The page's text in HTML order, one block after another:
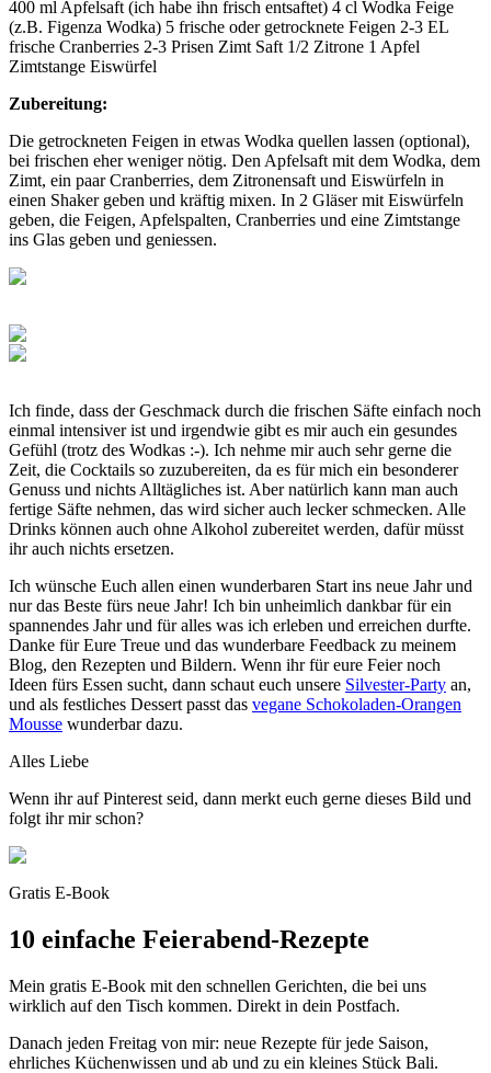
400 ml Apfelsaft (ich habe ihn frisch entsaftet) 4 cl Wodka Feige
(z.B. Figenza Wodka) 5 frische oder getrocknete Feigen 2-3 EL
frische Cranberries 2-3 Prisen Zimt Saft 1/2 Zitrone 1 Apfel
Zimtstange Eiswürfel
Zubereitung:
Die getrockneten Feigen in etwas Wodka quellen lassen (optional),
bei frischen eher weniger nötig. Den Apfelsaft mit dem Wodka, dem
Zimt, ein paar Cranberries, dem Zitronensaft und Eiswürfeln in
einen Shaker geben und kräftig mixen. In 2 Gläser mit Eiswürfeln
geben, die Feigen, Apfelspalten, Cranberries und eine Zimtstange
ins Glas geben und geniessen.
Ich finde, dass der Geschmack durch die frischen Säfte einfach noch
einmal intensiver ist und irgendwie gibt es mir auch ein gesundes
Gefühl (trotz des Wodkas :-). Ich nehme mir auch sehr gerne die
Zeit, die Cocktails so zuzubereiten, da es für mich ein besonderer
Genuss und nichts Alltägliches ist. Aber natürlich kann man auch
fertige Säfte nehmen, das wird sicher auch lecker schmecken. Alle
Drinks können auch ohne Alkohol zubereitet werden, dafür müsst
ihr auch nichts ersetzen.
Ich wünsche Euch allen einen wunderbaren Start ins neue Jahr und
nur das Beste fürs neue Jahr! Ich bin unheimlich dankbar für ein
spannendes Jahr und für alles was ich erleben und erreichen durfte.
Danke für Eure Treue und das wunderbare Feedback zu meinem
Blog, den Rezepten und Bildern. Wenn ihr für eure Feier noch
Ideen fürs Essen sucht, dann schaut euch unsere Silvester-Party an,
und als festliches Dessert passt das vegane Schokoladen-Orangen
Mousse wunderbar dazu.
Alles Liebe
Wenn ihr auf Pinterest seid, dann merkt euch gerne dieses Bild und
folgt ihr mir schon?
Gratis E-Book
10 einfache Feierabend-Rezepte
Mein gratis E-Book mit den schnellen Gerichten, die bei uns
wirklich auf den Tisch kommen. Direkt in dein Postfach.
Danach jeden Freitag von mir: neue Rezepte für jede Saison,
ehrliches Küchenwissen und ab und zu ein kleines Stück Bali.